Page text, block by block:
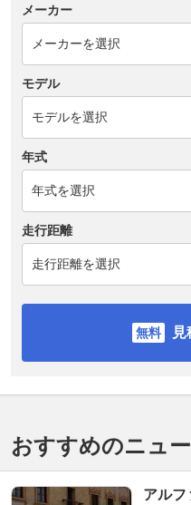
メーカー
モデル
年式
走行距離
見
おすすめのニュ
アルフ